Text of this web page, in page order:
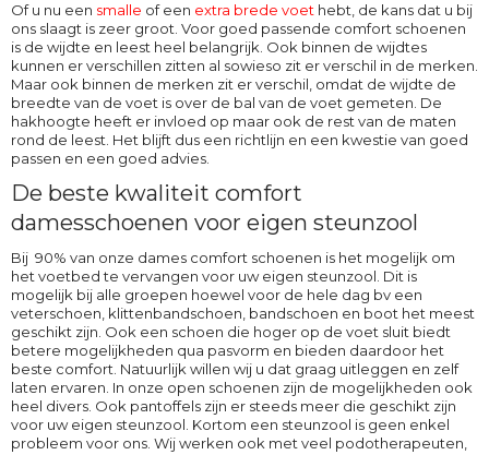
Of u nu een smalle of een extra brede voet hebt, de kans dat u bij
ons slaagt is zeer groot. Voor goed passende comfort schoenen
is de wijdte en leest heel belangrijk. Ook binnen de wijdtes
kunnen er verschillen zitten al sowieso zit er verschil in de merken.
Maar ook binnen de merken zit er verschil, omdat de wijdte de
breedte van de voet is over de bal van de voet gemeten. De
hakhoogte heeft er invloed op maar ook de rest van de maten
rond de leest. Het blijft dus een richtlijn en een kwestie van goed
passen en een goed advies.
De beste kwaliteit comfort
damesschoenen voor eigen steunzool
Bij 90% van onze dames comfort schoenen is het mogelijk om
het voetbed te vervangen voor uw eigen steunzool. Dit is
mogelijk bij alle groepen hoewel voor de hele dag bv een
veterschoen, klittenbandschoen, bandschoen en boot het meest
geschikt zijn. Ook een schoen die hoger op de voet sluit biedt
betere mogelijkheden qua pasvorm en bieden daardoor het
beste comfort. Natuurlijk willen wij u dat graag uitleggen en zelf
laten ervaren. In onze open schoenen zijn de mogelijkheden ook
heel divers. Ook pantoffels zijn er steeds meer die geschikt zijn
voor uw eigen steunzool. Kortom een steunzool is geen enkel
probleem voor ons. Wij werken ook met veel podotherapeuten,